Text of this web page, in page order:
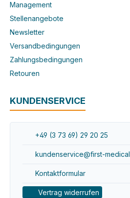
Management
Stellenangebote
Newsletter
Versandbedingungen
Zahlungsbedingungen
Retouren
KUNDENSERVICE
+49 (3 73 69) 29 20 25
kundenservice@first-
Kontaktformular
Vertrag widerrufen